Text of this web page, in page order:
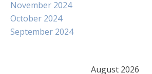
November 2024
October 2024
September 2024
August 2026